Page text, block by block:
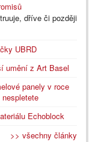
dříve či později
UBRD
umění z Art Basel
panely v roce
Echoblock
>> všechny články